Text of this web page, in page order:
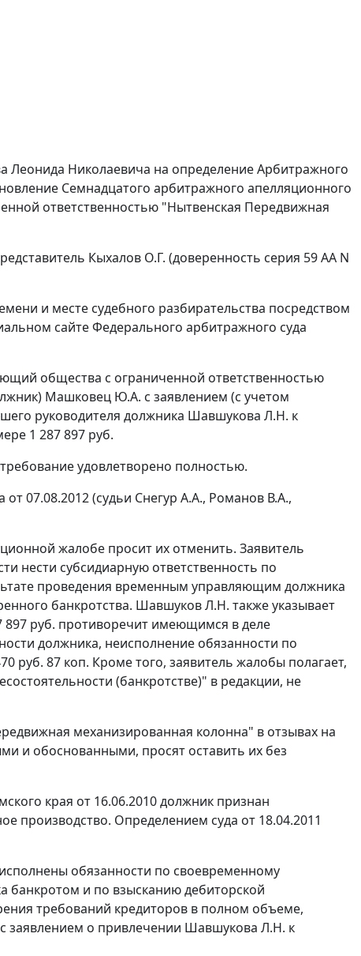
Леонида Николаевича на определение Арбитражного
Семнадцатого арбитражного апелляционного
ответственностью "Нытвенская Передвижная
Кыхалов О.Г. (доверенность серия 59 АА N
и месте судебного разбирательства посредством
сайтеФедерального арбитражного суда
общества с ограниченной ответственностью
Машковец Ю.А. с заявлением (с учетом
руководителя должника Шавшукова Л.Н. к
1 287 897 руб.
удовлетворено полностью.
07.08.2012 (судьи Снегур А.А., Романов В.А.,
жалобе просит их отменить. Заявитель
нести субсидиарную ответственность по
проведения временным управляющим должника
банкротства. Шавшуков Л.Н. также указывает
897 руб. противоречит имеющимся в деле
должника, неисполнение обязанности по
руб. 87 коп. Кроме того, заявитель жалобы полагает,
(банкротстве)" в редакции, не
механизированная колонна" в отзывах на
и обоснованными, просят оставить их без
края от 16.06.2010 должник признан
производство. Определением суда от 18.04.2011
обязанности по своевременному
и по взысканию дебиторской
требований кредиторов в полном объеме,
заявлением о привлечении Шавшукова Л.Н. к